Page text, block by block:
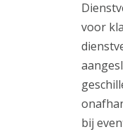
voor
bij